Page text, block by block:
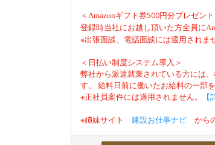
＜ Amazonギフト券500円分プレゼント
登録時当社にお越し頂いた方全員に
※出張面談、電話面談には適用されま
＜日払い制度システム導入＞
弊社から派遣就業されている方には
す。 給料日前に働いたお給料の一部
※正社員案件には適用されません。
※姉妹サイト 建設お仕事ナビ から